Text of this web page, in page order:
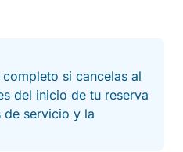
si cancelas al
del inicio de tu reserva
de servicio y la